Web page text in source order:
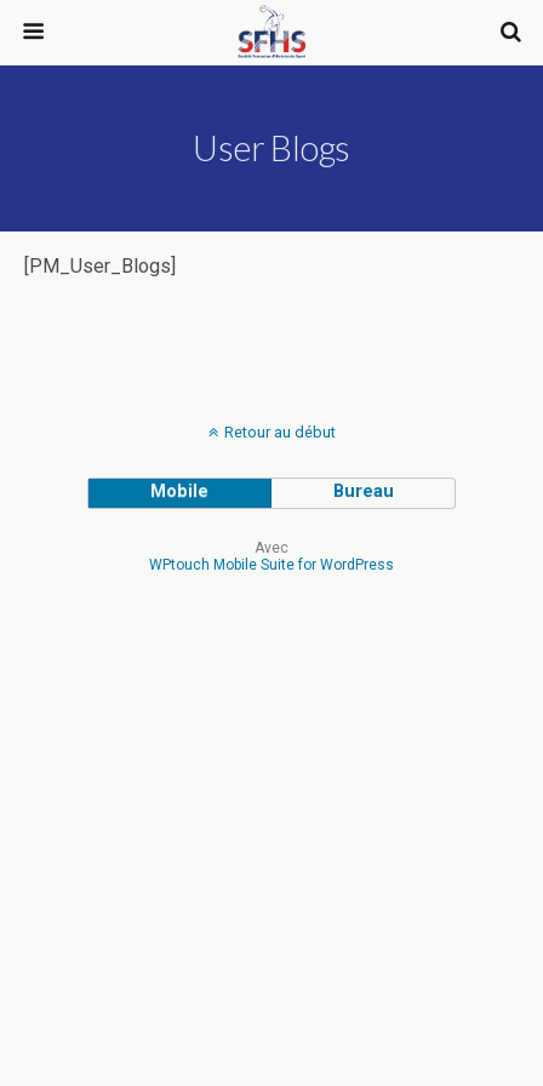
User Blogs
[PM_User_Blogs]
Retour au début
Mobile Bureau
Avec
WPtouch Mobile Suite for WordPress